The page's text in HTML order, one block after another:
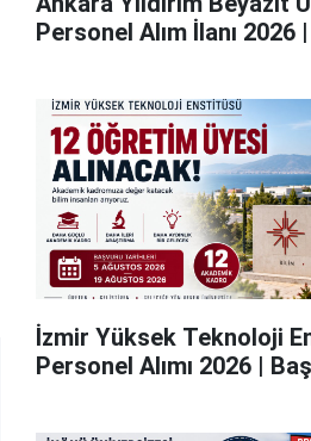
Personel Alım İlanı 2026 |
İzmir Yüksek Teknoloji
Personel Alımı 2026 |